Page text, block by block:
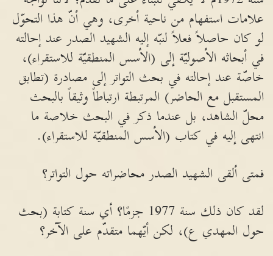
علامات استفهام من ناحية أخرى، وهي أنّ هذا التحوّل
لو كان حاصلاً فعلاً لنبّه إليه الشهيد الصدر عند إحالته
في أبحاثه الأصوليّة إلى (الأسس المنطقيّة للاستقراء)،
خاصّة عند إحالته في بحث التواتر إلى مصادرة (تطابق
المستقبل مع الحاضر) المرتبطة ارتباطاً وثيقاً بالبحث
محلّ الشاهد، بل عندما ذكر في البحث خلاصة ما
انتهى إليه في كتاب (الأسس المنطقيّة للاستقراء).
فمتى ألقى الشهيد الصدر محاضراته حول التواتر؟
لقد كان ذلك سنة 1977 جزمًا؟ أي سنة كتابة (بحث
حول المهدي ع)، لكن أيّهما متقدّم على الآخر؟